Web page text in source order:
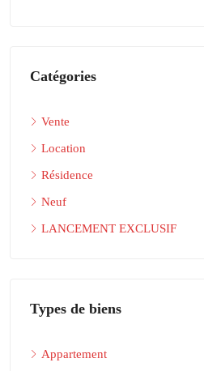
Catégories
Vente
Location
Résidence
Neuf
LANCEMENT EXCLUSIF
Types de biens
Appartement